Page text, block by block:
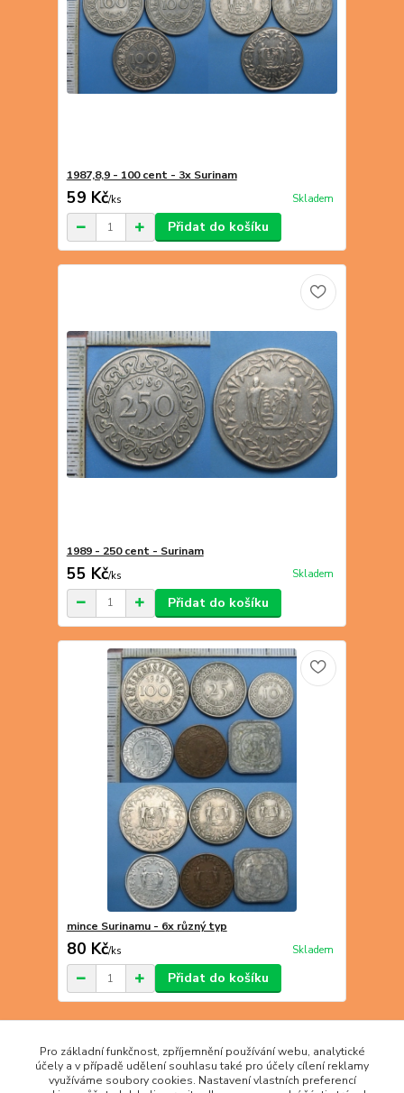
1987,8,9 - 100 cent - 3x Surinam
59 Kč/ks Skladem
Přidat do košíku
1989 - 250 cent - Surinam
55 Kč/ks Skladem
Přidat do košíku
mince Surinamu - 6x různý typ
80 Kč/ks Skladem
Přidat do košíku
Pro základní funkčnost, zpříjemnění používání webu, analytické
účely a v případě udělení souhlasu také pro účely cílení reklamy
využíváme soubory cookies. Nastavení vlastních preferencí